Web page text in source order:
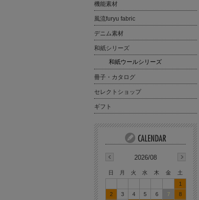
機能素材
風流furyu fabric
デニム素材
和紙シリーズ
和紙ウールシリーズ
冊子・カタログ
セレクトショップ
ギフト
2026/08
日 月 火 水 木 金
土
1
2
3 4 5 6 7
8